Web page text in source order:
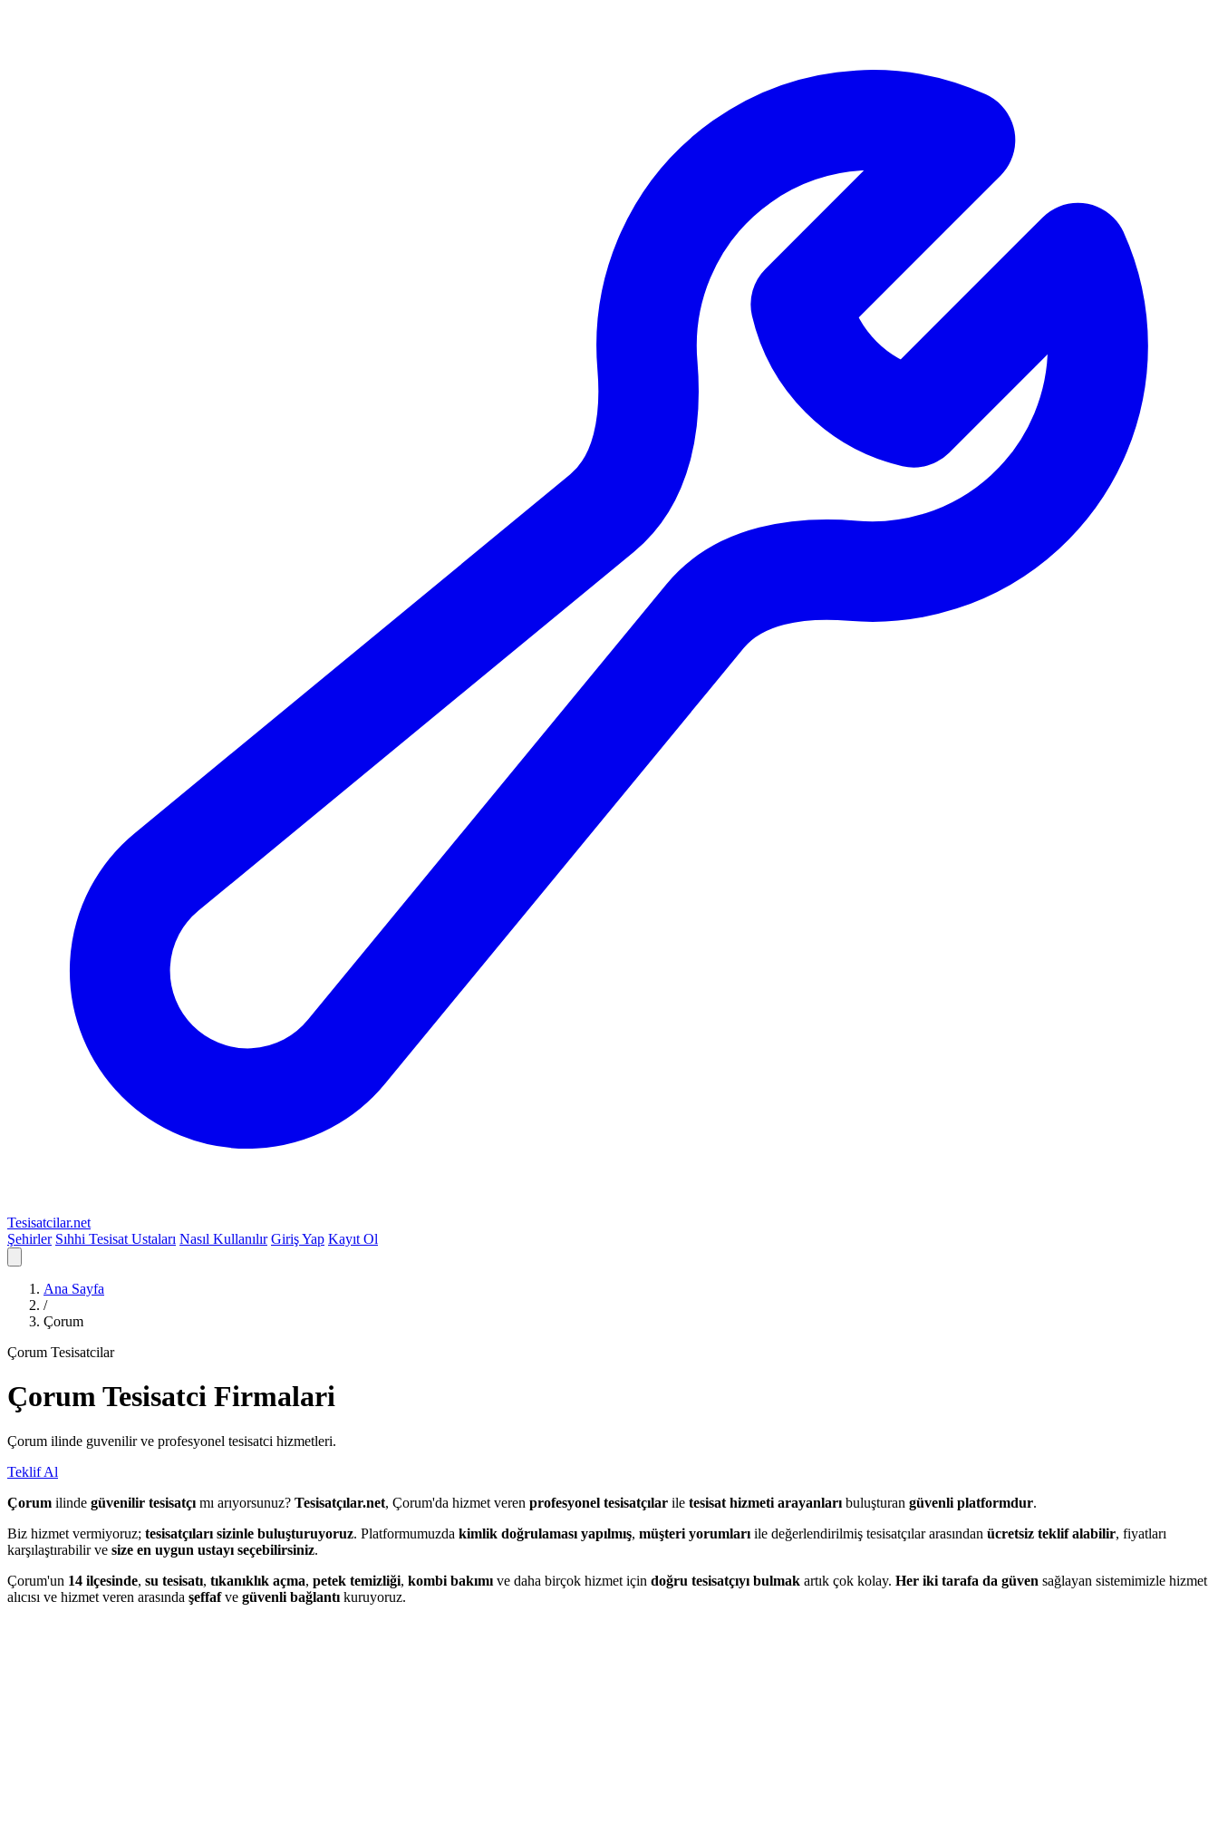
Tesisatcilar.net
Şehirler Sıhhi Tesisat Ustaları Nasıl Kullanılır Giriş Yap Kayıt Ol
Ana Sayfa
/
Çorum
Çorum Tesisatcilar
ÇorumTesisatci Firmalari
Çorum ilinde guvenilir ve profesyonel tesisatci hizmetleri.
Teklif Al
Çorum ilinde güvenilir tesisatçı mı arıyorsunuz? Tesisatçılar.net, Çorum'da hizmet veren profesyonel tesisatçılar ile tesisat hizmeti arayanları buluşturan güvenli platformdur.
Biz hizmet vermiyoruz; tesisatçıları sizinle buluşturuyoruz. Platformumuzda kimlik doğrulaması yapılmış, müşteri yorumları ile değerlendirilmiş tesisatçılar arasından ücretsiz teklif alabilir, fiyatları
karşılaştırabilir ve size en uygun ustayı seçebilirsiniz.
Çorum'un 14 ilçesinde, su tesisatı, tıkanıklık açma, petek temizliği, kombi bakımı ve daha birçok hizmet için doğru tesisatçıyı bulmak artık çok kolay. Her iki tarafa da güven sağlayan sistemimizle hizmet
alıcısı ve hizmet veren arasında şeffafve güvenli bağlantı kuruyoruz.